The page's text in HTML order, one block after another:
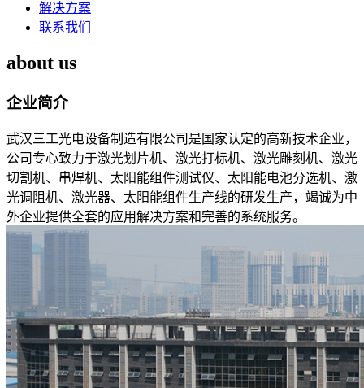
解决方案
联系我们
about us
企业简介
武汉三工光电设备制造有限公司是国家认定的高新技术企业，
公司专心致力于激光划片机、激光打标机、激光雕刻机、激光
切割机、串焊机、太阳能组件测试仪、太阳能电池分选机、激
光调阻机、激光器、太阳能组件生产线的研发生产，竭诚为中
外企业提供全套的应用解决方案和完善的系统服务。